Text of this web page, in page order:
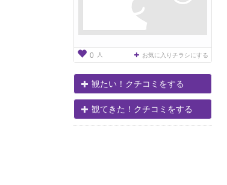
0 人 お気に入りチラシにする
観たい！クチコミをする
観てきた！クチコミをする